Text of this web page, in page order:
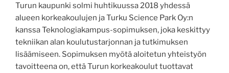
Turun kaupunki solmi huhtikuussa 2018 yhdessä
alueen korkeakoulujen ja Turku Science Park Oy:n
kanssa Teknologiakampus-sopimuksen, joka keskittyy
tekniikan alan koulutustarjonnan ja tutkimuksen
lisäämiseen. Sopimuksen myötä aloitetun yhteistyön
tavoitteena on, että Turun korkeakoulut tuottavat